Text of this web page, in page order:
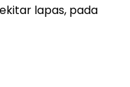
lapas, pada